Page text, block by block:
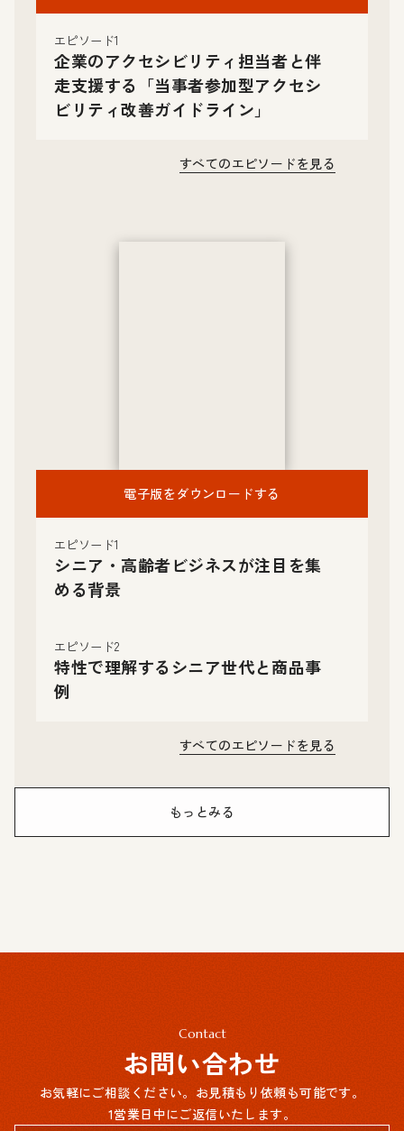
エピソード1
企業のアクセシビリティ担当者と伴
走支援する「当事者参加型アクセシ
ビリティ改善ガイドライン」
すべてのエピソードを見る
電子版をダウンロードする
エピソード1
シニア・高齢者ビジネスが注目を集
める背景
エピソード2
特性で理解するシニア世代と商品事
例
すべてのエピソードを見る
もっとみる
Contact
お問い合わせ
お気軽にご相談ください。お見積もり依頼も可能です。
1営業日中にご返信いたします。